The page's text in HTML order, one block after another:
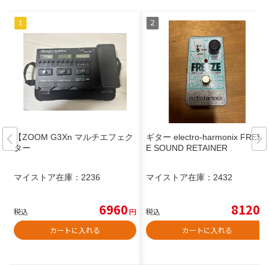
【ZOOM G3Xn マルチエフェク
ター
マイストア在庫： 2236
税込 6960円
カートに入れる
ギター electro-harmonix FREEZ
E SOUND RETAINER
マイストア在庫： 2432
税込 8120
カートに入れる